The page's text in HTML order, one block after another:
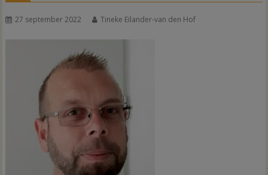
27 september 2022 Tineke Eilander-van den Hof